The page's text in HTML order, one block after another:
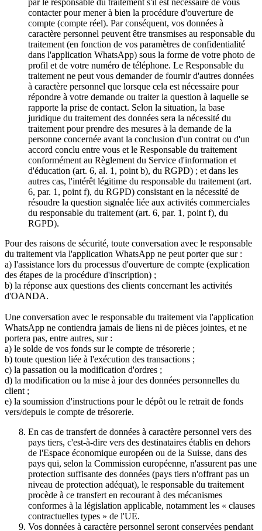
par le responsable du traitement s'il est nécessaire de vous
contacter pour mener à bien la procédure d'ouverture de
compte (compte réel). Par conséquent, vos données à
caractère personnel peuvent être transmises au responsable du
traitement (en fonction de vos paramètres de confidentialité
dans l'application WhatsApp) sous la forme de votre photo de
profil et de votre numéro de téléphone. Le Responsable du
traitement ne peut vous demander de fournir d'autres données
à caractère personnel que lorsque cela est nécessaire pour
répondre à votre demande ou traiter la question à laquelle se
rapporte la prise de contact. Selon la situation, la base
juridique du traitement des données sera la nécessité du
traitement pour prendre des mesures à la demande de la
personne concernée avant la conclusion d'un contrat ou d'un
accord conclu entre vous et le Responsable du traitement
conformément au Règlement du Service d'information et
d'éducation (art. 6, al. 1, point b), du RGPD) ; et dans les
autres cas, l'intérêt légitime du responsable du traitement (art.
6, par. 1, point f), du RGPD) consistant en la nécessité de
résoudre la question signalée liée aux activités commerciales
du responsable du traitement (art. 6, par. 1, point f), du
RGPD).
Pour des raisons de sécurité, toute conversation avec le responsable
du traitement via l'application WhatsApp ne peut porter que sur :
a) l'assistance lors du processus d'ouverture de compte (explication
des étapes de la procédure d'inscription) ;
b) la réponse aux questions des clients concernant les activités
d'OANDA.
Une conversation avec le responsable du traitement via l'application
WhatsApp ne contiendra jamais de liens ni de pièces jointes, et ne
portera pas, entre autres, sur :
a) le solde de vos fonds sur le compte de trésorerie ;
b) toute question liée à l'exécution des transactions ;
c) la passation ou la modification d'ordres ;
d) la modification ou la mise à jour des données personnelles du
client ;
e) la soumission d'instructions pour le dépôt ou le retrait de fonds
vers/depuis le compte de trésorerie.
En cas de transfert de données à caractère personnel vers des
pays tiers, c'est-à-dire vers des destinataires établis en dehors
de l'Espace économique européen ou de la Suisse, dans des
pays qui, selon la Commission européenne, n'assurent pas une
protection suffisante des données (pays tiers n'offrant pas un
niveau de protection adéquat), le responsable du traitement
procède à ce transfert en recourant à des mécanismes
conformes à la législation applicable, notamment les « clauses
contractuelles types » de l'UE.
Vos données à caractère personnel seront conservées pendant